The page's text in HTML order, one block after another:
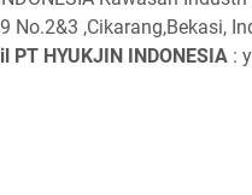
No.2&3 ,Cikarang,Bekasi,
PT HYUKJIN INDONESIA :